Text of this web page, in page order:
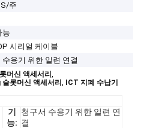
주
능
시리얼 케이블
수용기 위한 일련 연결
머신 액세서리,
슬롯머신 액세서리, ICT 지폐 수납기
기
능:
청구서 수용기 위한 일련 연
결